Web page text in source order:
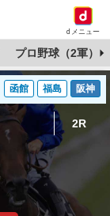
dメニュー
プロ野球（2軍）
函館 福島 阪神
2R